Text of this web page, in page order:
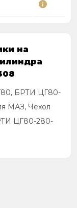
на
БРТИ ЦГ80-
МАЗ, Чехол
ЦГ80-280-